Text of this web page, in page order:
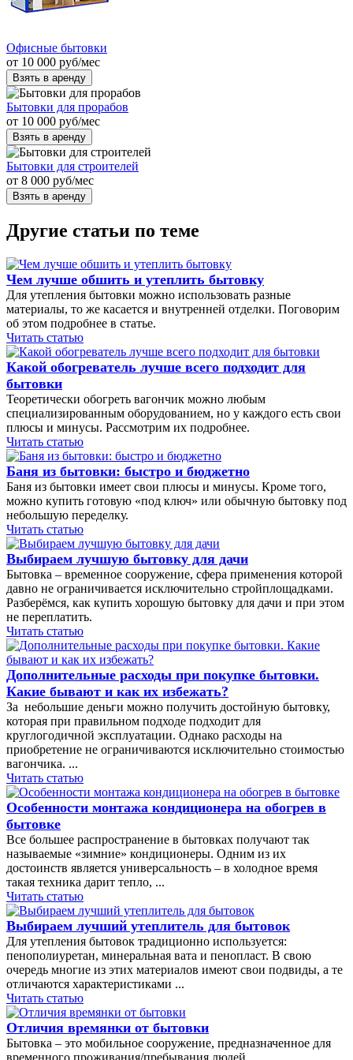
Офисные бытовки
от 10 000 руб/мес
Взять в аренду
Бытовки для прорабов
от 10 000 руб/мес
Взять в аренду
Бытовки для строителей
от 8 000 руб/мес
Взять в аренду
Другие статьи по теме
Чем лучше обшить и утеплить бытовку
Для утепления бытовки можно использовать разные
материалы, то же касается и внутренней отделки. Поговорим
об этом подробнее в статье.
Читать статью
Какой обогреватель лучше всего подходит для
бытовки
Теоретически обогреть вагончик можно любым
специализированным оборудованием, но у каждого есть свои
плюсы и минусы. Рассмотрим их подробнее.
Читать статью
Баня из бытовки: быстро и бюджетно
Баня из бытовки имеет свои плюсы и минусы. Кроме того,
можно купить готовую «под ключ» или обычную бытовку под
небольшую переделку.
Читать статью
Выбираем лучшую бытовку для дачи
Бытовка – временное сооружение, сфера применения которой
давно не ограничивается исключительно стройплощадками.
Разберёмся, как купить хорошую бытовку для дачи и при этом
не переплатить.
Читать статью
Дополнительные расходы при покупке бытовки.
Какие бывают и как их избежать?
За небольшие деньги можно получить достойную бытовку,
которая при правильном подходе подходит для
круглогодичной эксплуатации. Однако расходы на
приобретение не ограничиваются исключительно стоимостью
вагончика. ...
Читать статью
Особенности монтажа кондиционера на обогрев в
бытовке
Все большее распространение в бытовках получают так
называемые «зимние» кондиционеры. Одним из их
достоинств является универсальность – в холодное время
такая техника дарит тепло, ...
Читать статью
Выбираем лучший утеплитель для бытовок
Для утепления бытовок традиционно используется:
пенополиуретан, минеральная вата и пенопласт. В свою
очередь многие из этих материалов имеют свои подвиды, а те
отличаются характеристиками ...
Читать статью
Отличия времянки от бытовки
Бытовка – это мобильное сооружение, предназначенное для
временного проживания/пребывания людей.